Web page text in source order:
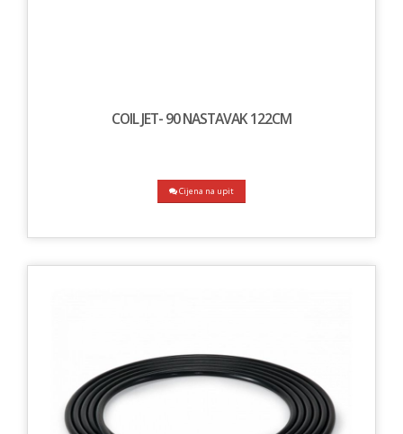
COIL JET- 90 NASTAVAK 122CM
Cijena na upit